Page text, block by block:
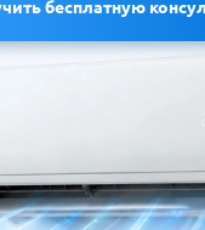
бесплатную